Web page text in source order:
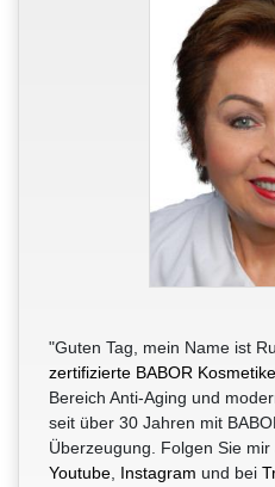
"Guten Tag, mein Name ist
zertifizierte BABOR
Bereich Anti-Aging und
seit über 30 Jahren mit
Überzeugung. Folgen Sie
Youtube, Instagram und bei